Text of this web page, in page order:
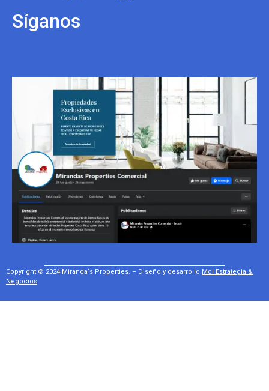
Síganos
Copyright © 2024 Miranda´s Properties. – Diseño y desarrollo Mol Estrategia &
Negocios